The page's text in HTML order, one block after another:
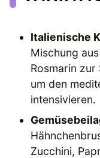
Italienische
Mischung
Rosmarin zur
um den
intensivieren.
Zucchini,